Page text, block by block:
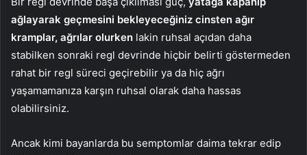
ağlayarak geçmesini bekleyeceğiniz cinsten ağır
kramplar, ağrılar olurken lakin ruhsal açıdan daha
stabilken sonraki regl devrinde hiçbir belirti göstermeden
rahat bir regl süreci geçirebilir ya da hiç ağrı
yaşamamanıza karşın ruhsal olarak daha hassas
olabilirsiniz.
Ancak kimi bayanlarda bu semptomlar daima tekrar edip